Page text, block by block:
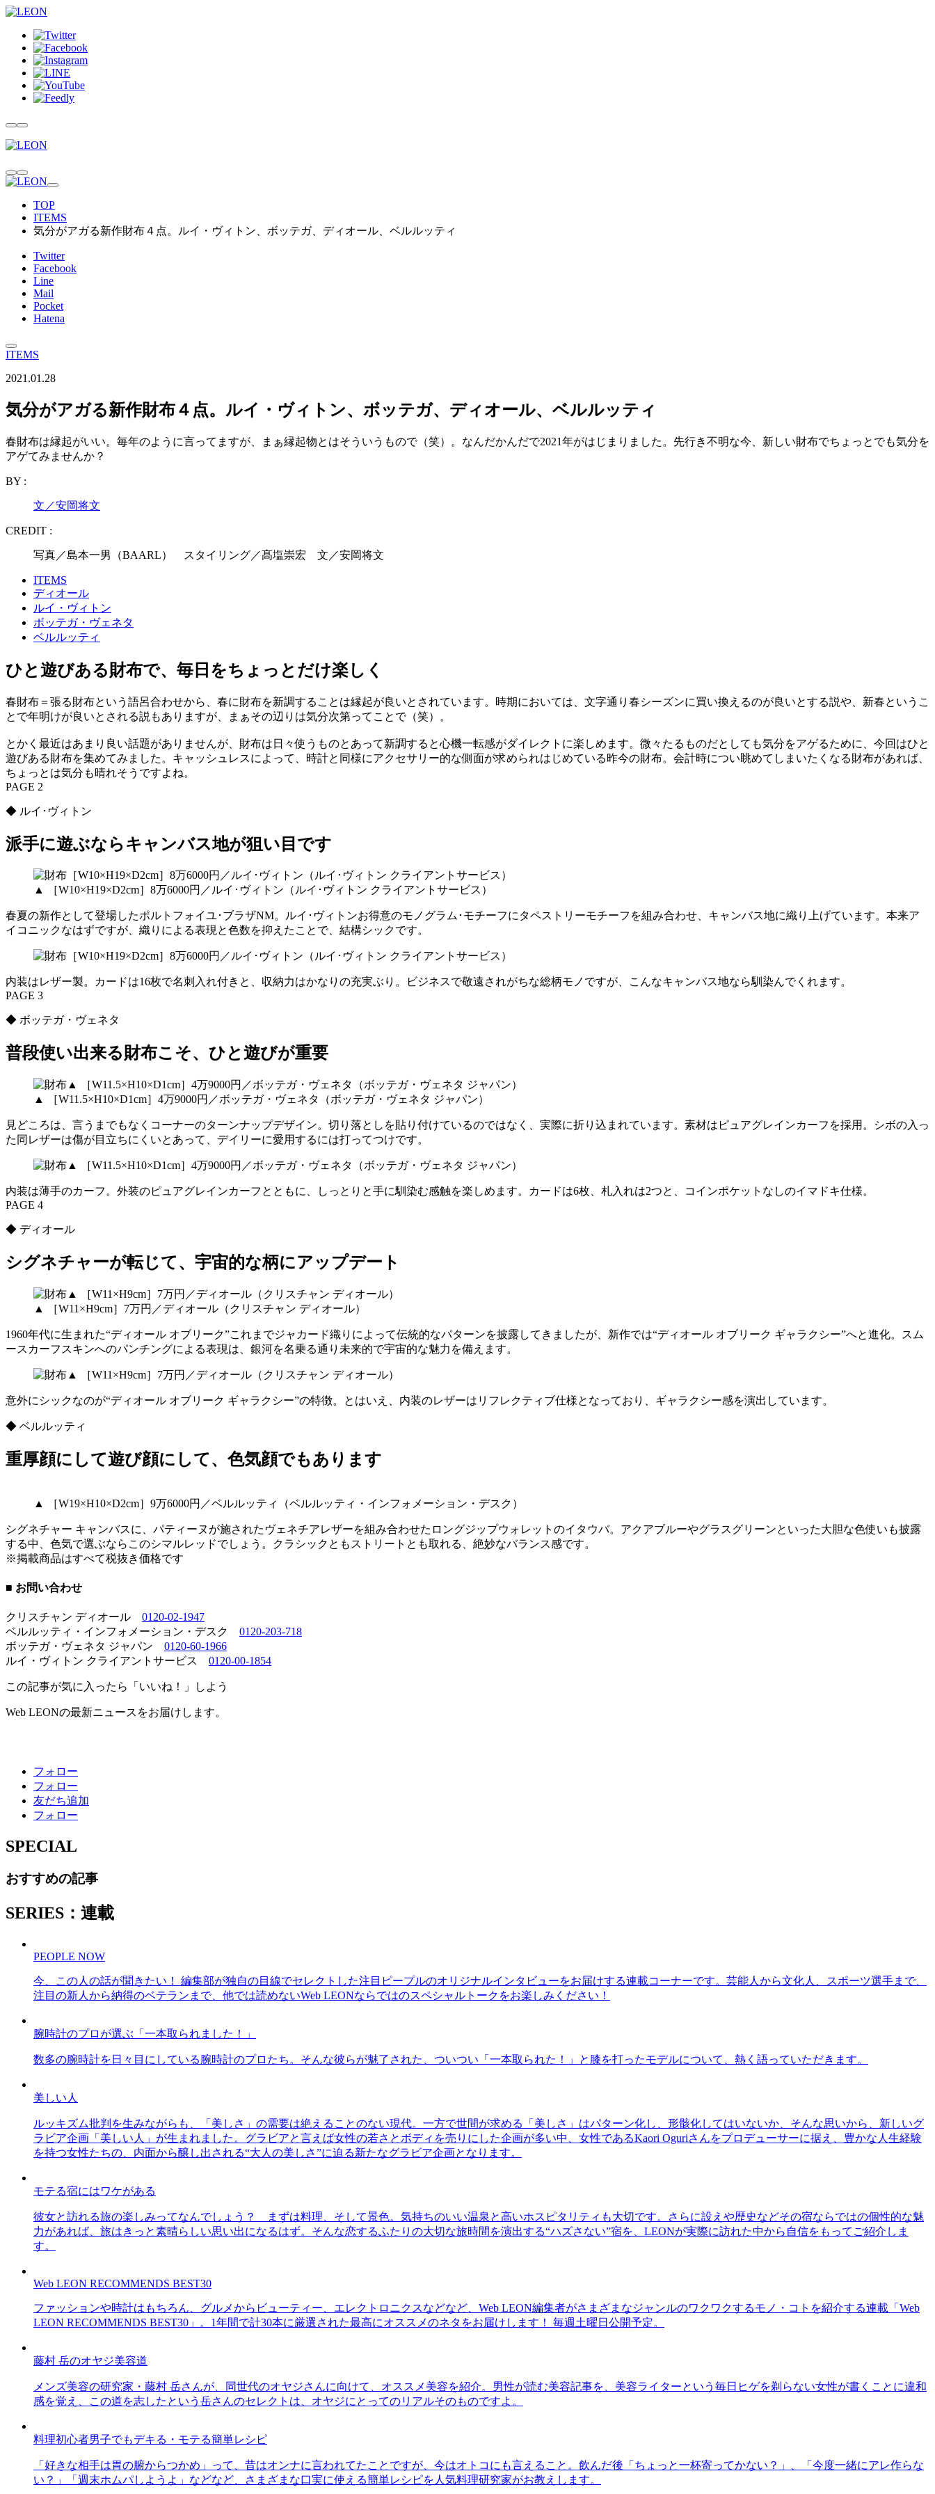
TOP
ITEMS
気分がアガる新作財布４点。ルイ・ヴィトン、ボッテガ、ディオール、ベルルッティ
Twitter
Facebook
Line
Mail
Pocket
Hatena
ITEMS
2021.01.28
気分がアガる新作財布４点。ルイ・ヴィトン、ボッテガ、ディオール、ベルルッティ
春財布は縁起がいい。毎年のように言ってますが、まぁ縁起物とはそういうもので（笑）。なんだかんだで2021年がはじまりました。先行き不明な今、新しい財布でちょっとでも気分を
アゲてみませんか？
BY :
文／安岡将文
CREDIT :
写真／島本一男（BAARL） スタイリング／髙塩崇宏 文／安岡将文
ITEMS
ディオール
ルイ・ヴィトン
ボッテガ・ヴェネタ
ベルルッティ
ひと遊びある財布で、毎日をちょっとだけ楽しく
春財布＝張る財布という語呂合わせから、春に財布を新調することは縁起が良いとされています。時期においては、文字通り春シーズンに買い換えるのが良いとする説や、新春というこ
とで年明けが良いとされる説もありますが、まぁその辺りは気分次第ってことで（笑）。
とかく最近はあまり良い話題がありませんが、財布は日々使うものとあって新調すると心機一転感がダイレクトに楽しめます。微々たるものだとしても気分をアゲるために、今回はひと
遊びある財布を集めてみました。キャッシュレスによって、時計と同様にアクセサリー的な側面が求められはじめている昨今の財布。会計時につい眺めてしまいたくなる財布があれば、
ちょっとは気分も晴れそうですよね。
PAGE 2
◆ ルイ･ヴィトン
派手に遊ぶならキャンバス地が狙い目です
▲ ［W10×H19×D2cm］8万6000円／ルイ･ヴィトン（ルイ･ヴィトン クライアントサービス）
春夏の新作として登場したポルトフォイユ･ブラザNM。ルイ･ヴィトンお得意のモノグラム･モチーフにタペストリーモチーフを組み合わせ、キャンバス地に織り上げています。本来ア
イコニックなはずですが、織りによる表現と色数を抑えたことで、結構シックです。
内装はレザー製。カードは16枚で名刺入れ付きと、収納力はかなりの充実ぶり。ビジネスで敬遠されがちな総柄モノですが、こんなキャンバス地なら馴染んでくれます。
PAGE 3
◆ ボッテガ・ヴェネタ
普段使い出来る財布こそ、ひと遊びが重要
▲ ［W11.5×H10×D1cm］4万9000円／ボッテガ・ヴェネタ（ボッテガ・ヴェネタ ジャパン）
見どころは、言うまでもなくコーナーのターンナップデザイン。切り落としを貼り付けているのではなく、実際に折り込まれています。素材はピュアグレインカーフを採用。シボの入っ
た同レザーは傷が目立ちにくいとあって、デイリーに愛用するには打ってつけです。
内装は薄手のカーフ。外装のピュアグレインカーフとともに、しっとりと手に馴染む感触を楽しめます。カードは6枚、札入れは2つと、コインポケットなしのイマドキ仕様。
PAGE 4
◆ ディオール
シグネチャーが転じて、宇宙的な柄にアップデート
▲ ［W11×H9cm］7万円／ディオール（クリスチャン ディオール）
1960年代に生まれた“ディオール オブリーク”これまでジャカード織りによって伝統的なパターンを披露してきましたが、新作では“ディオール オブリーク ギャラクシー”へと進化。スム
ースカーフスキンへのパンチングによる表現は、銀河を名乗る通り未来的で宇宙的な魅力を備えます。
意外にシックなのが“ディオール オブリーク ギャラクシー”の特徴。とはいえ、内装のレザーはリフレクティブ仕様となっており、ギャラクシー感を演出しています。
◆ ベルルッティ
重厚顔にして遊び顔にして、色気顔でもあります
▲ ［W19×H10×D2cm］9万6000円／ベルルッティ（ベルルッティ・インフォメーション・デスク）
シグネチャー キャンバスに、パティーヌが施されたヴェネチアレザーを組み合わせたロングジップウォレットのイタウバ。アクアブルーやグラスグリーンといった大胆な色使いも披露
する中、色気で選ぶならこのシマルレッドでしょう。クラシックともストリートとも取れる、絶妙なバランス感です。
※掲載商品はすべて税抜き価格です
■ お問い合わせ
クリスチャン ディオール 0120-02-1947
ベルルッティ・インフォメーション・デスク 0120-203-718
ボッテガ・ヴェネタ ジャパン 0120-60-1966
ルイ・ヴィトン クライアントサービス 0120-00-1854
この記事が気に入ったら「いいね！」しよう
Web LEONの最新ニュースをお届けします。
フォロー
フォロー
友だち追加
フォロー
SPECIAL
おすすめの記事
SERIES：連載
PEOPLE NOW
今、この人の話が聞きたい！ 編集部が独自の目線でセレクトした注目ピープルのオリジナルインタビューをお届けする連載コーナーです。芸能人から文化人、スポーツ選手まで、
注目の新人から納得のベテランまで、他では読めないWeb LEONならではのスペシャルトークをお楽しみください！
腕時計のプロが選ぶ「一本取られました！」
数多の腕時計を日々目にしている腕時計のプロたち。そんな彼らが魅了された、ついつい「一本取られた！」と膝を打ったモデルについて、熱く語っていただきます。
美しい人
ルッキズム批判を生みながらも、「美しさ」の需要は絶えることのない現代。一方で世間が求める「美しさ」はパターン化し、形骸化してはいないか、そんな思いから、新しいグ
ラビア企画「美しい人」が生まれました。グラビアと言えば女性の若さとボディを売りにした企画が多い中、女性であるKaori Oguriさんをプロデューサーに据え、豊かな人生経験
を持つ女性たちの、内面から醸し出される“大人の美しさ”に迫る新たなグラビア企画となります。
モテる宿にはワケがある
彼女と訪れる旅の楽しみってなんでしょう？ まずは料理、そして景色。気持ちのいい温泉と高いホスピタリティも大切です。さらに設えや歴史などその宿ならではの個性的な魅
力があれば、旅はきっと素晴らしい思い出になるはず。そんな恋するふたりの大切な旅時間を演出する“ハズさない”宿を、LEONが実際に訪れた中から自信をもってご紹介しま
す。
Web LEON RECOMMENDS BEST30
ファッションや時計はもちろん、グルメからビューティー、エレクトロニクスなどなど、Web LEON編集者がさまざまなジャンルのワクワクするモノ・コトを紹介する連載「Web
LEON RECOMMENDS BEST30」。1年間で計30本に厳選された最高にオススメのネタをお届けします！ 毎週土曜日公開予定。
藤村 岳のオヤジ美容道
メンズ美容の研究家・藤村 岳さんが、同世代のオヤジさんに向けて、オススメ美容を紹介。男性が読む美容記事を、美容ライターという毎日ヒゲを剃らない女性が書くことに違和
感を覚え、この道を志したという岳さんのセレクトは、オヤジにとってのリアルそのものですよ。
料理初心者男子でもデキる・モテる簡単レシピ
「好きな相手は胃の腑からつかめ」って、昔はオンナに言われてたことですが、今はオトコにも言えること。飲んだ後「ちょっと一杯寄ってかない？」、「今度一緒にアレ作らな
い？」「週末ホムパしようよ」などなど、さまざまな口実に使える簡単レシピを人気料理研究家がお教えします。